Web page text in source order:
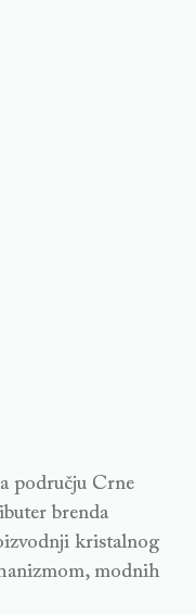
području Crne
brenda
kristalnog
modnih